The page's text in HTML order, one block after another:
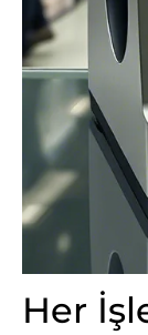
Her